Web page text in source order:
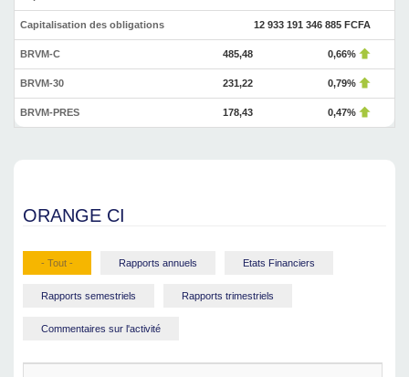
Capitalisation des obligations 12 933 191 346 885 FCFA
BRVM-C 485,48 0,66%
BRVM-30 231,22 0,79%
BRVM-PRES 178,43 0,47%
ORANGE CI
- Tout - Rapports annuels Etats Financiers
Rapports semestriels Rapports trimestriels
Commentaires sur l'activité